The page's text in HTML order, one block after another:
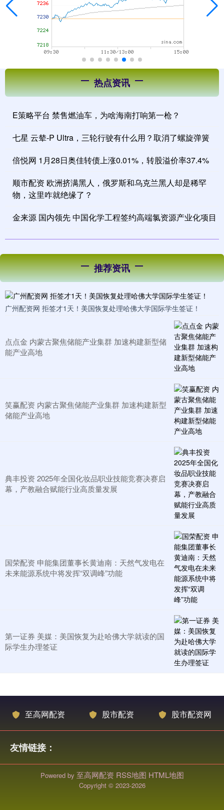
热点资讯
E策略平台 禁售燃油车，为啥海南打响第一枪？
七星 云辇-P Ultra，三轮行驶有什么用？取消了螺旋弹簧
倍悦网 1月28日奥佳转债上涨0.01%，转股溢价率37.4%
顺市配资 欧洲挤满黑人，俄罗斯和乌克兰黑人却是稀罕
物，这里咋就绝缘了？
金来源 国内领先 中国化学工程签约高端氯资源产业化项目
推荐资讯
广州配资网 拒签才1天！美国恢复处理哈佛大学国际学生签证！
点点金 内蒙古聚焦储能产业集群 加速构建新型储
能产业高地
笑赢配资 内蒙古聚焦储能产业集群 加速构建新型
储能产业高地
典丰投资 2025年全国化妆品职业技能竞赛决赛启
幕，产教融合赋能行业高质量发展
国荣配资 申能集团董事长黄迪南：天然气发电在
未来能源系统中将发挥“双调峰”功能
第一证券 美媒：美国恢复为赴哈佛大学就读的国
际学生办理签证
至高网配资 股市配资 股市配资网
友情链接：
Powered by 至高网配资 RSS地图 HTML地图
Copyright © 2023-2026